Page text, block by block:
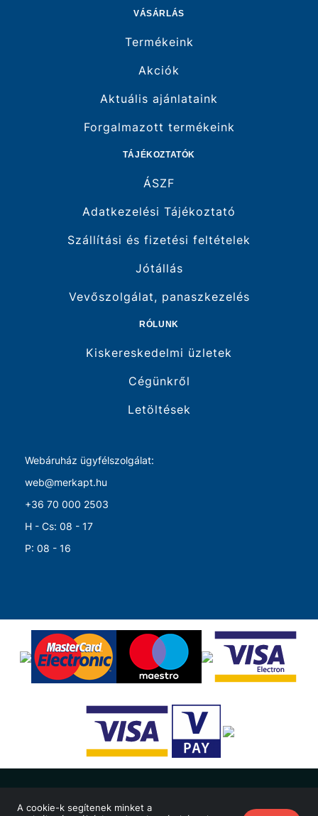
A cookie-k segítenek minket a
VÁSÁRLÁS
Termékeink
Akciók
Aktuális ajánlataink
Forgalmazott termékeink
TÁJÉKOZTATÓK
ÁSZF
Adatkezelési Tájékoztató
Szállítási és fizetési feltételek
Jótállás
Vevőszolgálat, panaszkezelés
RÓLUNK
Kiskereskedelmi üzletek
Cégünkről
Letöltések
Webáruház ügyfélszolgálat:
web@merkapt.hu
+36 70 000 2503
H - Cs: 08 - 17
P: 08 - 16
© Merkapt Zrt. 2026 Minden jog fenntartva!